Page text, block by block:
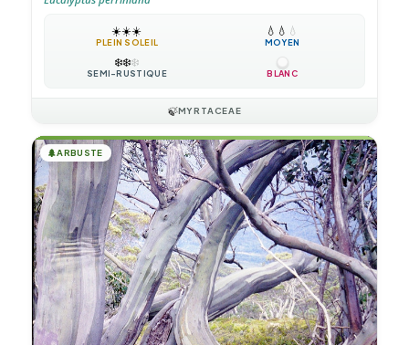
☀️☀️☀️
PLEIN SOLEIL
💧 💧 💧
MOYEN
❄️❄️❄️
SEMI-RUSTIQUE BLANC
🍃MYRTACEAE
🌲ARBUSTE